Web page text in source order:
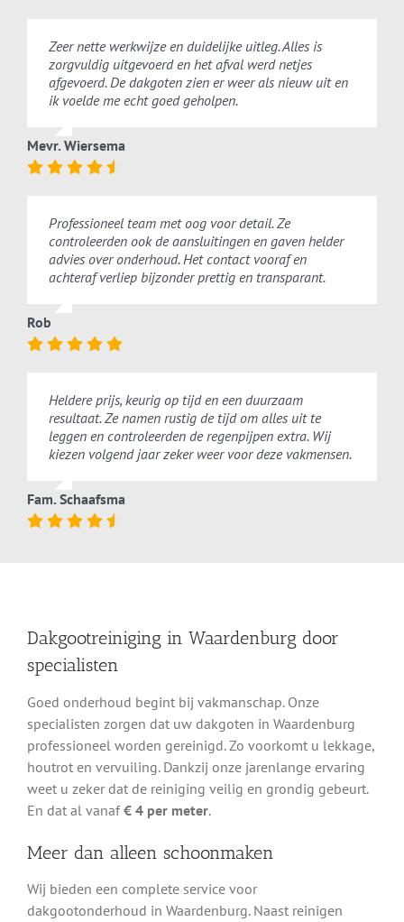
Zeer nette werkwijze en duidelijke uitleg. Alles is
zorgvuldig uitgevoerd en het afval werd netjes
afgevoerd. De dakgoten zien er weer als nieuw uit en
ik voelde me echt goed geholpen.
Mevr. Wiersema
Professioneel team met oog voor detail. Ze
controleerden ook de aansluitingen en gaven helder
advies over onderhoud. Het contact vooraf en
achteraf verliep bijzonder prettig en transparant.
Rob
Heldere prijs, keurig op tijd en een duurzaam
resultaat. Ze namen rustig de tijd om alles uit te
leggen en controleerden de regenpijpen extra. Wij
kiezen volgend jaar zeker weer voor deze vakmensen.
Fam. Schaafsma
Dakgootreiniging in Waardenburg door
specialisten
Goed onderhoud begint bij vakmanschap. Onze
specialisten zorgen dat uw dakgoten in Waardenburg
professioneel worden gereinigd. Zo voorkomt u lekkage,
houtrot en vervuiling. Dankzij onze jarenlange ervaring
weet u zeker dat de reiniging veilig en grondig gebeurt.
En dat al vanaf€ 4 per meter.
Meer dan alleen schoonmaken
Wij bieden een complete service voor
dakgootonderhoud in Waardenburg. Naast reinigen